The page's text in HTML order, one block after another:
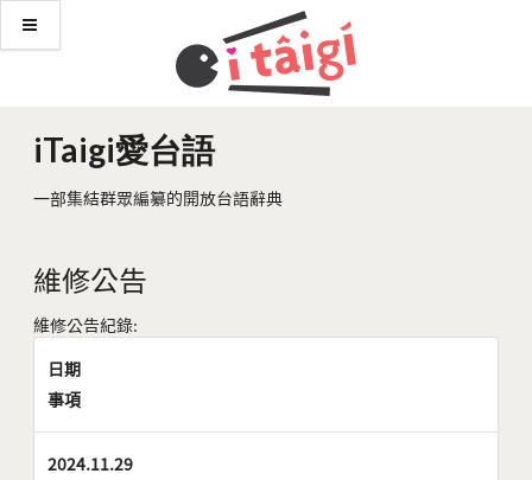
iTaigi愛台語
一部集結群眾編纂的開放台語辭典
維修公告
維修公告紀錄:
日期
事項
2024.11.29